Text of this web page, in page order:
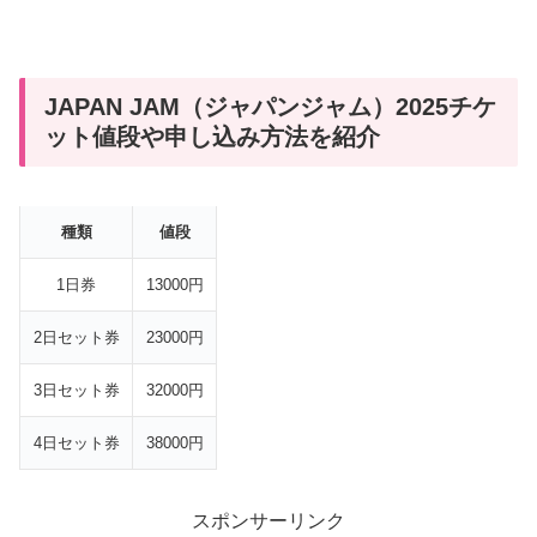
JAPAN JAM（ジャパンジャム）2025チケ
ット値段や申し込み方法を紹介
種類 値段
1日券 13000円
2日セット券 23000円
3日セット券 32000円
4日セット券 38000円
スポンサーリンク